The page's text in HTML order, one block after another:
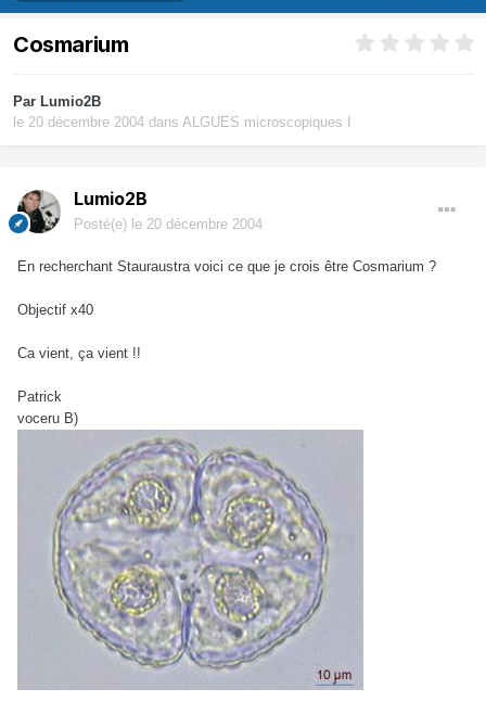
Cosmarium
Par Lumio2B
le 20 décembre 2004 dans ALGUES microscopiques I
Lumio2B
Posté(e) le 20 décembre 2004
En recherchant Stauraustra voici ce que je crois être Cosmarium ?
Objectif x40
Ca vient, ça vient !!
Patrick
voceru B)